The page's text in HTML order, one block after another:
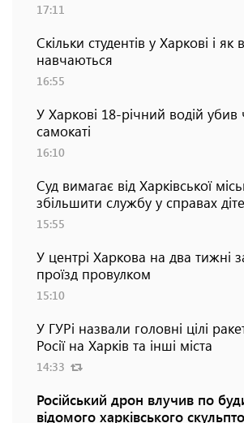
17:11
Скільки студентів у Харкові і як
навчаються
16:55
У Харкові 18-річний водій убив
самокаті
16:10
Суд вимагає від Харківської
збільшити службу у справах
15:55
У центрі Харкова на два тижні
проїзд провулком
15:10
У ГУРі назвали головні цілі
Росії на Харків та інші міста
14:33
Російський дрон влучив по
відомого харківського